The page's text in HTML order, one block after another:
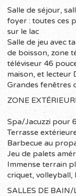
Avec plus de 130
nombre important
la région est une
dynamisme de
Nos charmantes
nombreux
chemins et
Québec sont des
vous croiserez
Cantons, vous
siècles d’histoire
que les
léguées à la région.
Pour en savoir
touristique
Salle de séjour,
foyer : toutes ces
sur le lac
Salle de jeu avec
de boisson, zone
téléviseur 46
maison, et lecteur
Grandes fenêtres
ZONE
Spa/Jacuzzi pour
Terrasse
Barbecue au
Jeu de palets
Immense terrain
criquet, volleyball,
SALLES DE BAIN/